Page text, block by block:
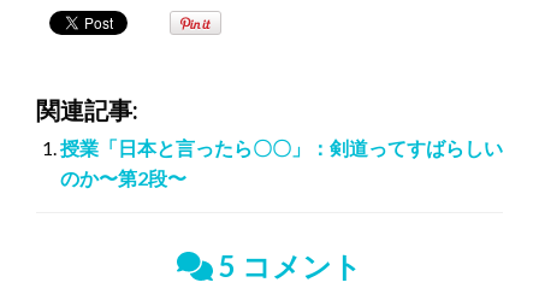
関連記事:
授業「日本と言ったら〇〇」：剣道ってすばらしい
のか〜第2段〜
5 コメント